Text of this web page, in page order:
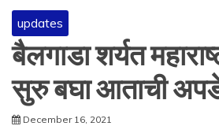
updates
बैलगाडा शर्यत
सुरु बघा आताची
December 16, 2021